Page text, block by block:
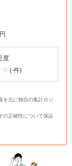
度
(-件)
を元に独自の集計ロジ
の正確性について保証